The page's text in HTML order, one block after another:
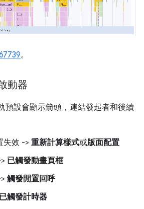
。
動器
預設會顯示箭頭，連結發起者和後續
失效 -> 重新計算樣式或版面配置
已觸發動畫頁框
觸發閒置回呼
已觸發計時器